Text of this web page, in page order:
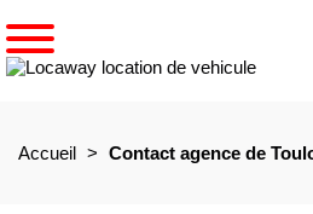
Accueil Contact agence de